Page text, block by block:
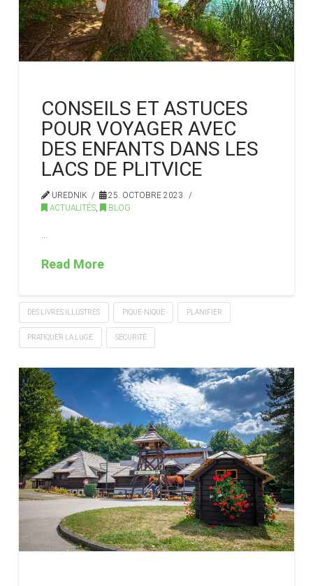
CONSEILS ET ASTUCES
POUR VOYAGER AVEC
DES ENFANTS DANS LES
LACS DE PLITVICE
UREDNIK
25. OCTOBRE 2023.
ACTUALITÉS, BLOG
Read More
DES LIVRES ILLUSTRÉS PIQUE-NIQUE PLANIFIER
PRATIQUER LA LUGE SÉCURITÉ